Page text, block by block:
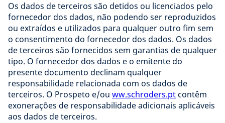
Os dados de terceiros são detidos ou licenciados pelo
fornecedor dos dados, não podendo ser reproduzidos
ou extraídos e utilizados para qualquer outro fim sem
o consentimento do fornecedor dos dados. Os dados
de terceiros são fornecidos sem garantias de qualquer
tipo. O fornecedor dos dados e o emitente do
presente documento declinam qualquer
responsabilidade relacionada com os dados de
terceiros. O Prospeto e/ou ww.schroders.ptcontêm
exonerações de responsabilidade adicionais aplicáveis
aos dados de terceiros.